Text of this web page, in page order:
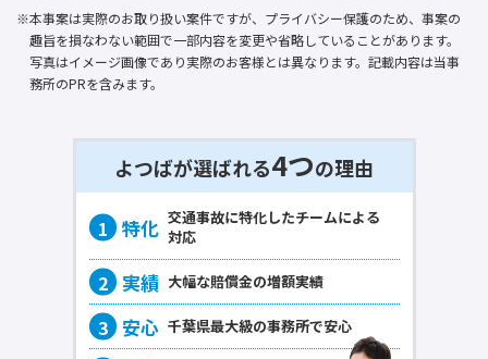
本事案は実際のお取り扱い案件ですが、プライバシー保護のため、事案の
趣旨を損なわない範囲で一部内容を変更や省略していることがあります。
写真はイメージ画像であり実際のお客様とは異なります。記載内容は当事
務所のPRを含みます。
よつばが選ばれる4つの理由
交通事故に特化したチームによる
対応
大幅な賠償金の増額実績
千葉県最大級の事務所で安心